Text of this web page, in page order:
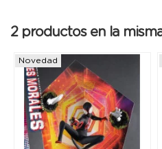
2 productos en la
Novedad